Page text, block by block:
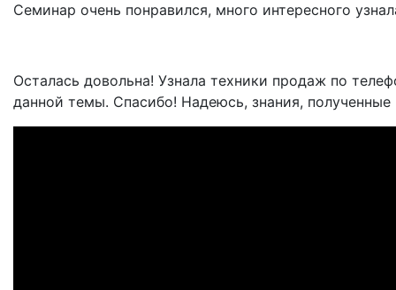
Семинар очень понравился, много интересного
Осталась довольна! Узнала техники продаж по
данной темы. Спасибо! Надеюсь, знания,